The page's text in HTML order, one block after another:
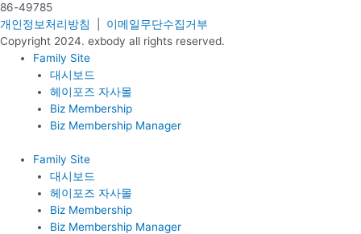
86-49785
개인정보처리방침
이메일무단수집거부
Copyright 2024. exbody all rights reserved.
Family Site
대시보드
헤이포즈 자사몰
Biz Membership
Biz Membership Manager
Family Site
대시보드
헤이포즈 자사몰
Biz Membership
Biz Membership Manager